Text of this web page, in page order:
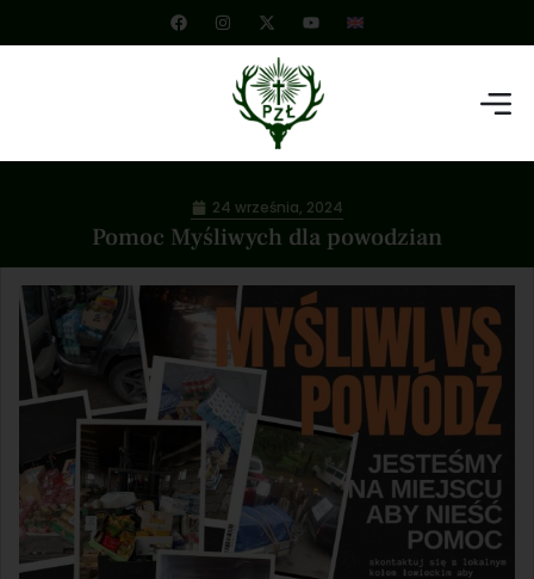
Pomoc Myśliwych dla powodzian
24 września, 2024